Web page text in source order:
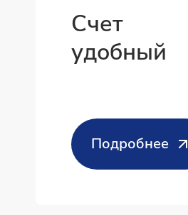
Счет
удобный
Подробнее